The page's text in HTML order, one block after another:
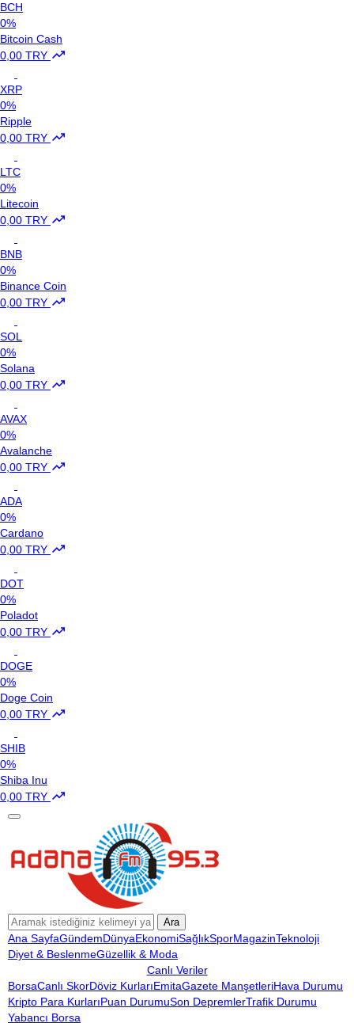
BCH
0%
Bitcoin Cash
0,00 TRY
XRP
0%
Ripple
0,00 TRY
LTC
0%
Litecoin
0,00 TRY
BNB
0%
Binance Coin
0,00 TRY
SOL
0%
Solana
0,00 TRY
AVAX
0%
Avalanche
0,00 TRY
ADA
0%
Cardano
0,00 TRY
DOT
0%
Poladot
0,00 TRY
DOGE
0%
Doge Coin
0,00 TRY
SHIB
0%
Shiba Inu
0,00 TRY
Ara
Ana SayfaGündemDünyaEkonomiSağlıkSporMagazinTeknoloji
Diyet & BeslenmeGüzellik & Moda
Canlı Veriler
BorsaCanlı SkorDöviz KurlarıEmitaGazete ManşetleriHava Durumu
Kripto Para KurlarıPuan DurumuSon DepremlerTrafik Durumu
Yabancı Borsa